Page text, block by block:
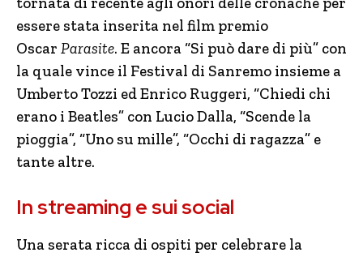
essere stata inserita nel film premio
Oscar Parasite. E ancora “Si può dare di più” con
la quale vince il Festival di Sanremo insieme a
Umberto Tozzi ed Enrico Ruggeri, “Chiedi chi
erano i Beatles” con Lucio Dalla, “Scende la
pioggia”, “Uno su mille”, “Occhi di ragazza” e
tante altre.
In streaming e sui social
Una serata ricca di ospiti per celebrare la